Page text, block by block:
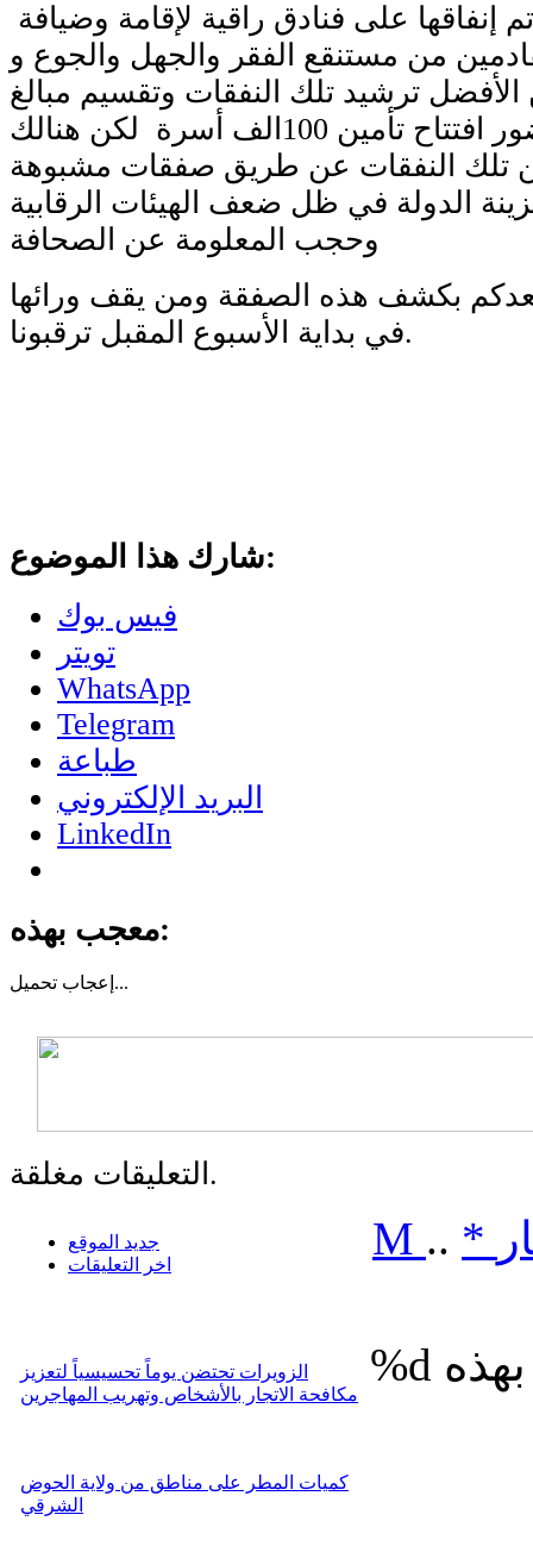
إنفاقها على فنادق راقية لإقامة وضيافة
من مستنقع الفقر والجهل والجوع و
ترشيد تلك النفقات وتقسيم مبالغ
على الوافدين لحضور افتتاح تأمين 100الف أسرة لكن هنالك
تلك النفقات عن طريق صفقات مشبوهة
الدولة في ظل ضعف الهيئات الرقابية
وحجب المعلومة عن الصحافة
بكشف هذه الصفقة ومن يقف ورائها
في بداية الأسبوع المقبل ترقبونا.
شارك هذا الموضوع:
فيس بوك
تويتر
WhatsApp
Telegram
طباعة
البريد الإلكتروني
LinkedIn
معجب بهذه:
إعجاب تحميل...
التعليقات مغلقة.
جديد الموقع
اخر التعليقات
الزويرات تحتضن يوماً تحسيسياً لتعزيز
مكافحة الاتجار بالأشخاص وتهريب المهاجرين
كميات المطر على مناطق من ولاية الحوض
الشرقي
M .. *
%d